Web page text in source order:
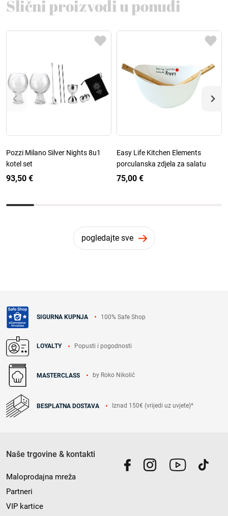
Slični proizvodi u ponudi
Pozzi Milano Silver Nights 8u1
kotel set
93,50 €
Easy Life Kitchen Elements
porculanska zdjela za salatu
75,00 €
pogledajte sve
SIGURNA KUPNJA 100% Safe Shop
LOYALTY Popusti i pogodnosti
MASTERCLASS by Roko Nikolić
BESPLATNA DOSTAVA Iznad 150€ (vrijedi uz uvjete)*
Naše trgovine & kontakti
Maloprodajna mreža
Partneri
VIP kartice